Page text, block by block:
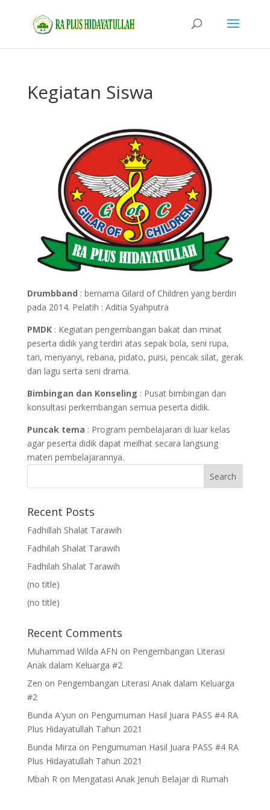
Kegiatan Siswa
Drumbband : bernama Gilard of Children yang berdiri
pada 2014. Pelatih : Aditia Syahputra
PMDK: Kegiatan pengembangan bakat dan minat
peserta didik yang terdiri atas sepak bola, seni rupa,
tari, menyanyi, rebana, pidato, puisi, pencak silat, gerak
dan lagu serta seni drama.
Bimbingan dan Konseling : Pusat bimbingan dan
konsultasi perkembangan semua peserta didik.
Puncak tema : Program pembelajaran di luar kelas
agar peserta didik dapat meilhat secara langsung
materi pembelajarannya.
Recent Posts
Fadhillah Shalat Tarawih
Fadhilah Shalat Tarawih
Fadhilah Shalat Tarawih
(no title)
(no title)
Recent Comments
Muhammad Wilda AFN on Pengembangan Literasi
Anak dalam Keluarga #2
Zen on Pengembangan Literasi Anak dalam Keluarga
#2
Bunda A'yun on Pengumuman Hasil Juara PASS #4 RA
Plus Hidayatullah Tahun 2021
Bunda Mirza on Pengumuman Hasil Juara PASS #4 RA
Plus Hidayatullah Tahun 2021
Mbah Ron Mengatasi Anak Jenuh Belajar di Rumah